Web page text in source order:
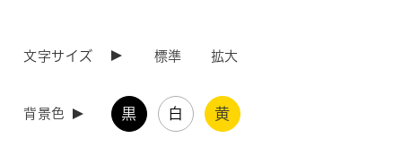
文字サイズ 標準 拡大
背景色 黒 白 黄